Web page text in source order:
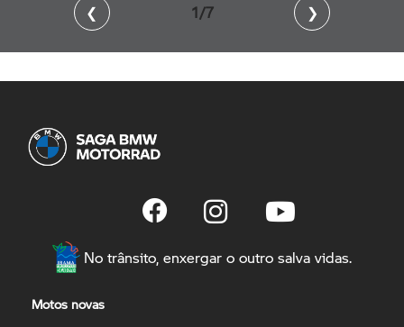
❮ 2/7 ❯
No trânsito, enxergar o outro salva vidas.
Motos novas